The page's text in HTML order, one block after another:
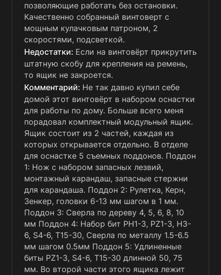
позволяющие работать без остановки.
Качественно собранный винтоверт с
мощным кулачковым патроном, 2
скоростями, подсветкой.
Если на винтовёрт прикрутить
штатную скобу для крепления на ремень,
то ящик не закроется.
Не так давно купил себе
домой этот винтовёрт в набором оснастки
для работы по дому. Больше всего меня
порадовал комплектный модульный ящик.
Ящик состоит из 2 частей, каждая из
которых открывается отдельно. В отделе
для оснастке 5 съемных поддонов. Поддон
1: Нож с набором запасных лезвий,
монтажный карандаш, запасные стержни
для карандаша. Поддон 2: Рулетка, Керн,
Зенкер, головки 6-13 мм шагом в 1 мм.
Поддон 3: Сверла по дереву 4, 5, 6, 8, 10
мм Поддон 4: Набор бит PH1-3, PZ1-3, H3-
6, S4-6, T15-30, Сверла по металлу 1.5-6.5
мм шагом 0.5мм Поддон 5: Удлиненные
биты PZ1-3, S4-6, T15-30 длинной 50, 75
мм. Во второй части этого ящика лежит